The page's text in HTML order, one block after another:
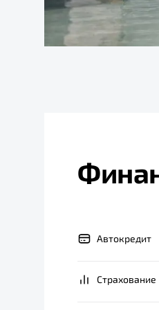
Автокредит
Страхование